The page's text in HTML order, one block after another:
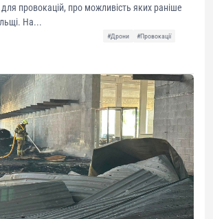
провокацій, про можливість яких раніше
На...
#Дрони
#Провокації